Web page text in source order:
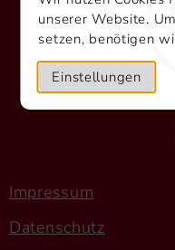
unserer Website.
setzen, benötigen
EinstellungenTel.:
Fax:
Impressum
Datenschutz